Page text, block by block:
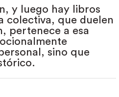
y luego hay libros
colectiva, que duelen
pertenece a esa
sino que